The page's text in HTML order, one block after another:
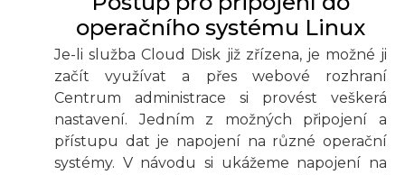
operačního systému Linux
Je-li služba Cloud Disk již zřízena, je možné ji
začít využívat a přes webové rozhraní
Centrum administrace si provést veškerá
nastavení. Jedním z možných připojení a
přístupu dat je napojení na různé operační
systémy. V návodu si ukážeme napojení na